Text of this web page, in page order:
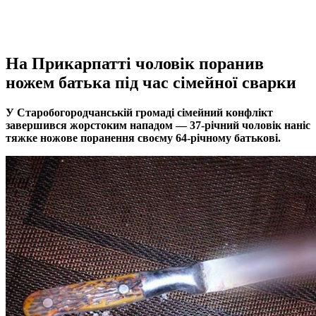
На Прикарпатті чоловік поранив
ножем батька під час сімейної сварки
У Старобогородчанській громаді сімейний конфлікт
завершився жорстоким нападом — 37-річний чоловік наніс
тяжке ножове поранення своєму 64-річному батькові.